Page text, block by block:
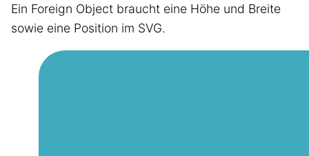
Ein Foreign Object braucht eine Höhe und Breite
sowie eine Position im SVG.